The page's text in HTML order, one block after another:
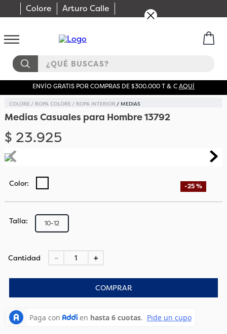
Colore Arturo Calle
¿QUÉ BUSCAS?
ENVÍO GRATIS POR COMPRAS DE $300.000 T & CAQUÍ
COLORE ROPA COLORE ROPA INTERIOR MEDIAS
Medias Casuales para Hombre 13792
$ 23.925
-25 %
Talla 10-12
Cantidad ＋
－
COMPRAR